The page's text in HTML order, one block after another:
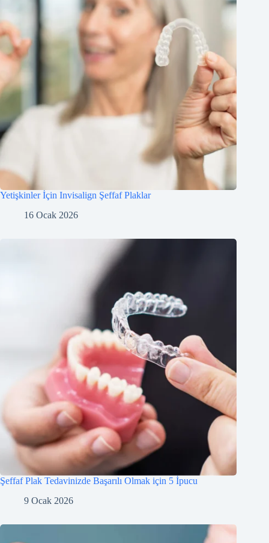
Yetişkinler İçin Invisalign Şeffaf Plaklar
16 Ocak 2026
Şeffaf Plak Tedavinizde Başarılı Olmak için 5 İpucu
9 Ocak 2026